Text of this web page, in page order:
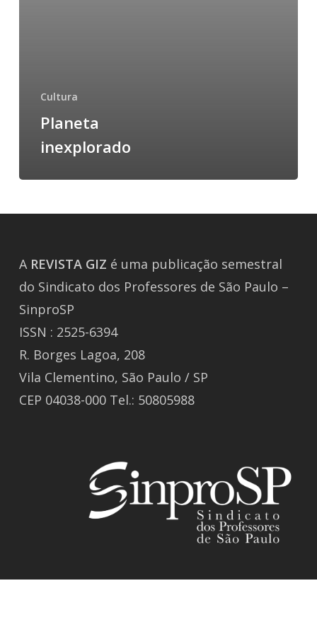
Cultura
Planeta
inexplorado
A REVISTA GIZ é uma publicação semestral
do Sindicato dos Professores de São Paulo –
SinproSP
ISSN : 2525-6394
R. Borges Lagoa, 208
Vila Clementino, São Paulo / SP
CEP 04038-000 Tel.: 50805988